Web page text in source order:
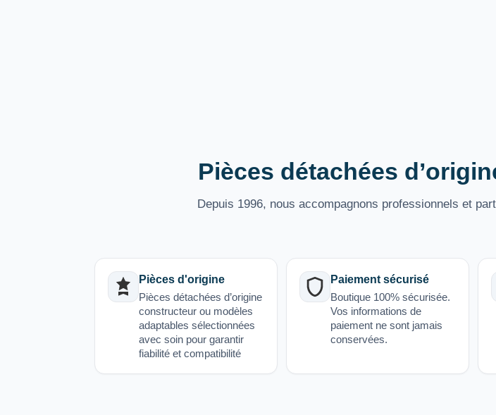
Pièces détachées
Depuis 1996, nous accompagnons professionnels et
Pièces d'origine
Pièces détachées d’origine
constructeur ou modèles
adaptables sélectionnées
avec soin pour garantir
fiabilité et compatibilité
Paiement sécurisé
Boutique 100% sécurisée.
Vos informations de
paiement ne sont jamais
conservées.